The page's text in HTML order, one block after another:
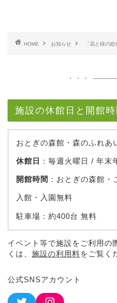
HOME お知らせ 「花と緑の
施設の休館日と開館時
おとぎの森館・森のふれあ
休館日 ：毎週火曜日 / 年末
開館時間 ：おとぎの森館
入館・入園無料
駐車場：約400台 無料
イベント等で施設をご利用の
くは、 施設の利用料をご覧く
公式SNSアカウント